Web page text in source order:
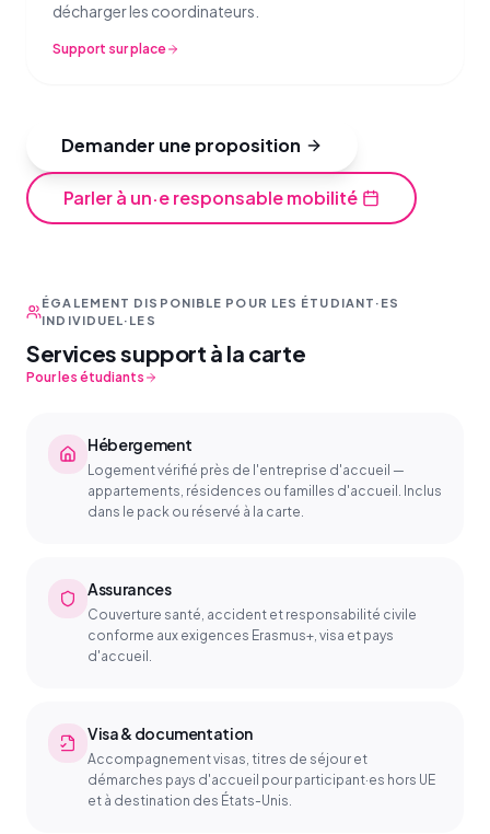
décharger les coordinateurs.
Support sur place
Demander une proposition
Parler à un·e responsable mobilité
ÉGALEMENT DISPONIBLE POUR LES ÉTUDIANT·ES
INDIVIDUEL·LES
Services support à la carte
Pour les étudiants
Hébergement
Logement vérifié près de l'entreprise d'accueil —
appartements, résidences ou familles d'accueil. Inclus
dans le pack ou réservé à la carte.
Assurances
Couverture santé, accident et responsabilité civile
conforme aux exigences Erasmus+, visa et pays
d'accueil.
Visa & documentation
Accompagnement visas, titres de séjour et
démarches pays d'accueil pour participant·es hors UE
et à destination des États-Unis.